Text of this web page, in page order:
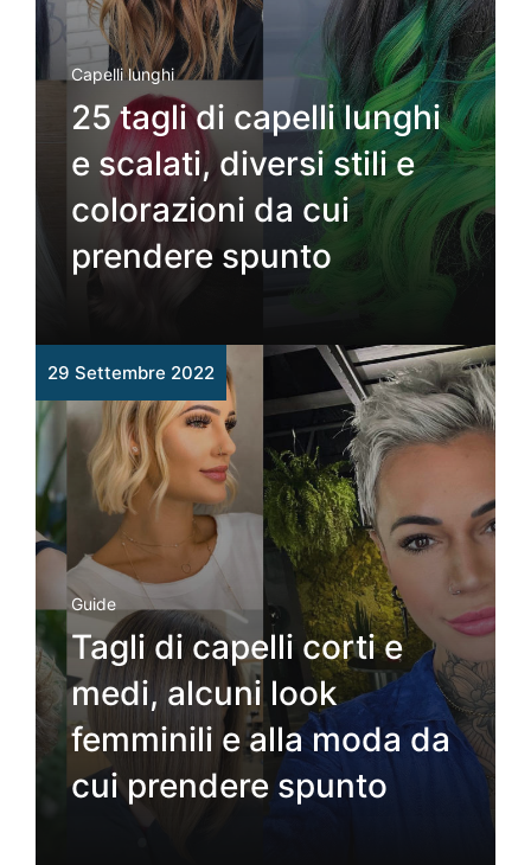
Capelli lunghi
25 tagli di capelli lunghi
e scalati, diversi stili e
colorazioni da cui
prendere spunto
29 Settembre 2022
Guide
Tagli di capelli corti e
medi, alcuni look
femminili e alla moda da
cui prendere spunto